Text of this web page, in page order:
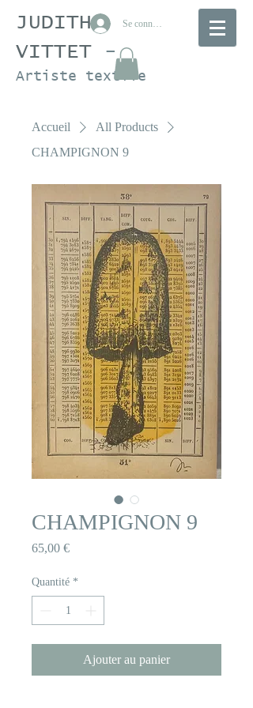
JUDITH
VITTET -
Artiste textile
Se connecter
Accueil
All Products
CHAMPIGNON 9
CHAMPIGNON 9
65,00 €Prix
Quantité *
Ajouter au panier